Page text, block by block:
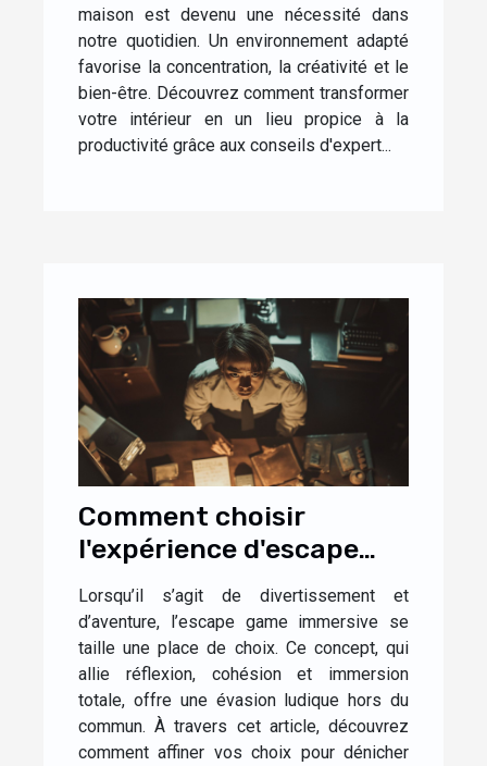
maison est devenu une nécessité dans
notre quotidien. Un environnement adapté
favorise la concentration, la créativité et le
bien-être. Découvrez comment transformer
votre intérieur en un lieu propice à la
productivité grâce aux conseils d'expert...
Comment choisir
l'expérience d'escape
game immersive idéale
pour vous
Lorsqu’il s’agit de divertissement et
d’aventure, l’escape game immersive se
taille une place de choix. Ce concept, qui
allie réflexion, cohésion et immersion
totale, offre une évasion ludique hors du
commun. À travers cet article, découvrez
comment affiner vos choix pour dénicher